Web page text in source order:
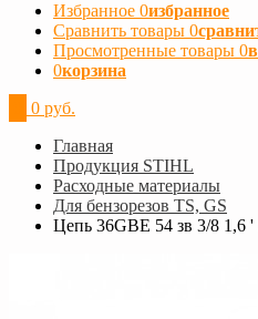
Избранное 0избранное
Сравнить товары 0
Просмотренные товары 0
0корзина
0 руб.
Главная
Продукция STIHL
Расходные материалы
Для бензорезов TS, GS
Цепь 36GBE 54 зв 3/8 1,6